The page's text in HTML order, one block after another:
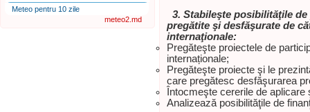
Meteo pentru 10 zile
meteo2.md
3. Stabileşte posibilităţile
pregătite şi desfăşurate de
internaţionale:
Pregăteşte proiectele de
internaționale;
Pregăteşte proiecte şi le
care pregătesc desfăşurarea
Întocmeşte cererile de
Analizează posibilităţile de